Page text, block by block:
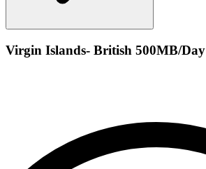
Virgin Islands- British 500MB/Day